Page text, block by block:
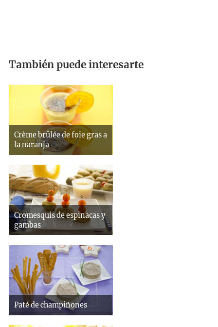
También puede interesarte
Crème brûlée de foie gras a
la naranja
Cromesquis de espinacas y
gambas
Paté de champiñones